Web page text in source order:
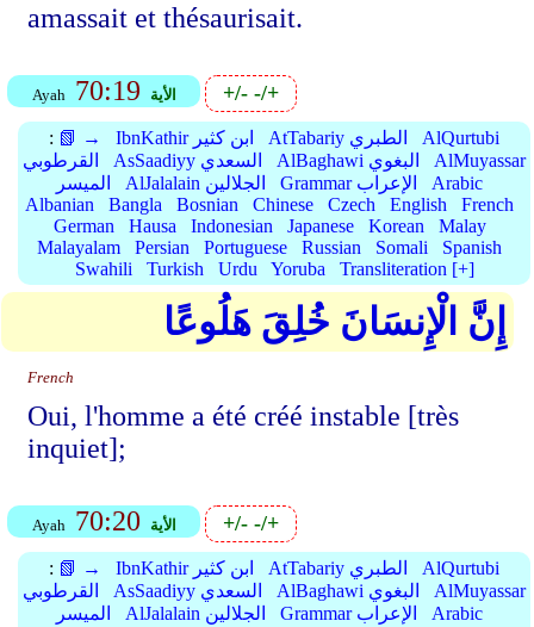
amassait et thésaurisait.
Ayah 70:19 الأية +/--/+
: 📗 → IbnKathir ابن كثير AtTabariy الطبري
AlQurtubi
القرطوبي
AsSaadiyy السعدي AlBaghawi البغوي
AlMuyassar
الميسر
AlJalalain الجلالين Grammar الإعراب
Arabic
Albanian
Bangla Bosnian Chinese Czech English
French
German
Hausa Indonesian Japanese Korean
Malay
Malayalam
Persian Portuguese Russian Somali
Spanish
Swahili
Turkish Urdu Yoruba Transliteration [+]
إِنَّ الْإِنسَانَ خُلِقَ هَلُوعًا
French
Oui, l'homme a été créé instable [très
inquiet];
Ayah 70:20 الأية +/--/+
: 📗 → IbnKathir ابن كثير AtTabariy الطبري
AlQurtubi
القرطوبي
AsSaadiyy السعدي AlBaghawi البغوي
AlMuyassar
الميسر
AlJalalain الجلالين Grammar الإعراب
Arabic